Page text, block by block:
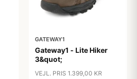
GATEWAY1
Gateway1 - Lite Hiker
3&quot;
VEJL. PRIS 1.399,00 KR